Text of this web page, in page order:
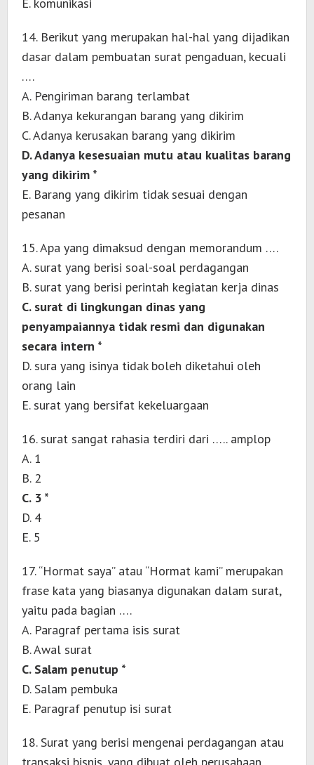
14. Berikut yang merupakan hal-hal yang dijadikan
dasar dalam pembuatan surat pengaduan, kecuali
….
A. Pengiriman barang terlambat
B. Adanya kekurangan barang yang dikirim
C. Adanya kerusakan barang yang dikirim
D. Adanya kesesuaian mutu atau kualitas barang
yang dikirim *
E. Barang yang dikirim tidak sesuai dengan
pesanan
15. Apa yang dimaksud dengan memorandum ….
A. surat yang berisi soal-soal perdagangan
B. surat yang berisi perintah kegiatan kerja dinas
C. surat di lingkungan dinas yang
penyampaiannya tidak resmi dan digunakan
secara intern *
D. sura yang isinya tidak boleh diketahui oleh
orang lain
E. surat yang bersifat kekeluargaan
16. surat sangat rahasia terdiri dari ….. amplop
A. 1
B. 2
C. 3 *
D. 4
E. 5
17. “Hormat saya” atau “Hormat kami” merupakan
frase kata yang biasanya digunakan dalam surat,
yaitu pada bagian ….
A. Paragraf pertama isis surat
B. Awal surat
C. Salam penutup *
D. Salam pembuka
E. Paragraf penutup isi surat
18. Surat yang berisi mengenai perdagangan atau
transaksi bisnis, yang dibuat oleh perusahaan